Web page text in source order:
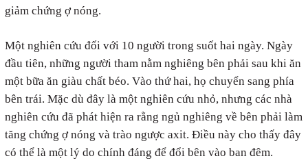
giảm chứng ợ nóng.
Một nghiên cứu đối với 10 người trong suốt hai ngày. Ngày
đầu tiên, những người tham nằm nghiêng bên phải sau khi ăn
một bữa ăn giàu chất béo. Vào thứ hai, họ chuyển sang phía
bên trái. Mặc dù đây là một nghiên cứu nhỏ, nhưng các nhà
nghiên cứu đã phát hiện ra rằng ngủ nghiêng về bên phải làm
tăng chứng ợ nóng và trào ngược axit. Điều này cho thấy đây
có thể là một lý do chính đáng để đổi bên vào ban đêm.